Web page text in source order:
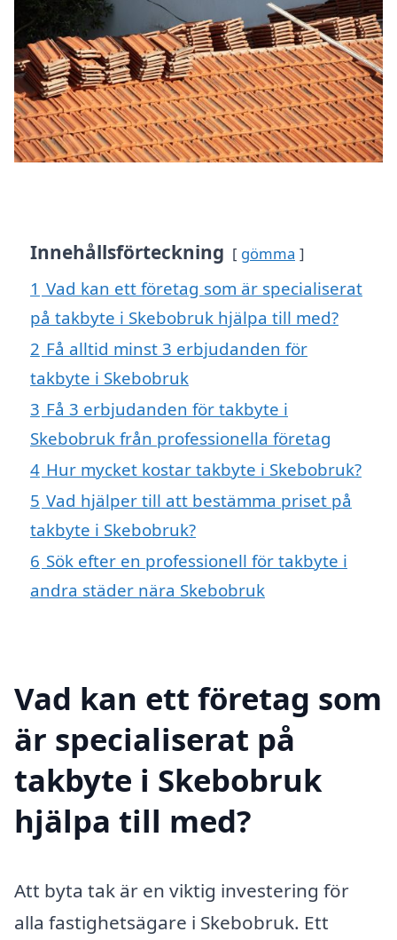
Innehållsförteckning gömma
1 Vad kan ett företag som är specialiserat
på takbyte i Skebobruk hjälpa till med?
2 Få alltid minst 3 erbjudanden för
takbyte i Skebobruk
3 Få 3 erbjudanden för takbyte i
Skebobruk från professionella företag
4 Hur mycket kostar takbyte i Skebobruk?
5 Vad hjälper till att bestämma priset på
takbyte i Skebobruk?
6 Sök efter en professionell för takbyte i
andra städer nära Skebobruk
Vad kan ett företag som
är specialiserat på
takbyte i Skebobruk
hjälpa till med?
Att byta tak är en viktig investering för
alla fastighetsägare i Skebobruk. Ett